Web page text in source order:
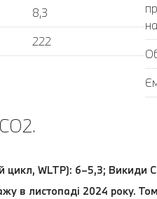
8,3
222
WLTP): 6–5,3; Викиди
в листопаді 2024 року.